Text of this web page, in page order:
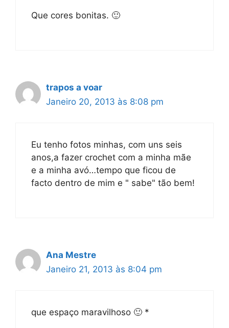
Que cores bonitas. 🙂
trapos a voar
Janeiro 20, 2013 às 8:08 pm
Eu tenho fotos minhas, com uns seis
anos,a fazer crochet com a minha mãe
e a minha avó…tempo que ficou de
facto dentro de mim e " sabe" tão bem!
Ana Mestre
Janeiro 21, 2013 às 8:04 pm
que espaço maravilhoso 🙂 *